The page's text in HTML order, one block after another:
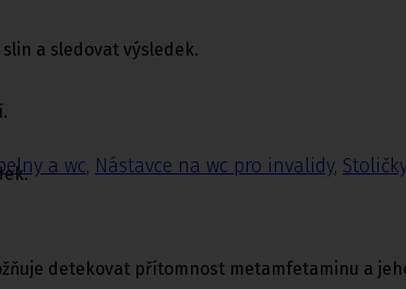
a wc, Nástavce na wc pro invalidy,
a sledovat výsledek.
detekovat přítomnost metamfetaminu a